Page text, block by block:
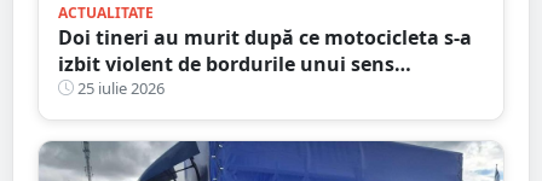
ACTUALITATE
Doi tineri au murit după ce motocicleta s-a
izbit violent de bordurile unui sens
giratoriu. Tragedie în județul vecin
25 iulie 2026